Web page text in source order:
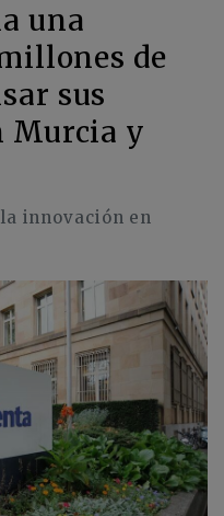
una
de
sus
Murcia y
innovación en